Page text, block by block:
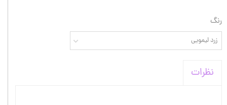
رنگ
زرد لیمویی
نظرات